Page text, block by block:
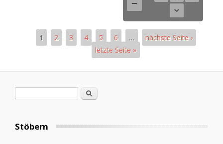
1 2 3 4 5 6 …
nächste Seite ›
letzte Seite »
Search
Stöbern